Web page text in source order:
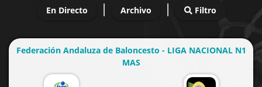
En Directo | Archivo | Filtro
Federación Andaluza de Baloncesto - LIGA NACIONAL N1
MAS